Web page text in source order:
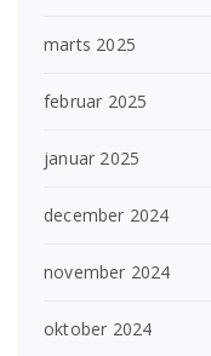
marts 2025
februar 2025
januar 2025
december 2024
november 2024
oktober 2024